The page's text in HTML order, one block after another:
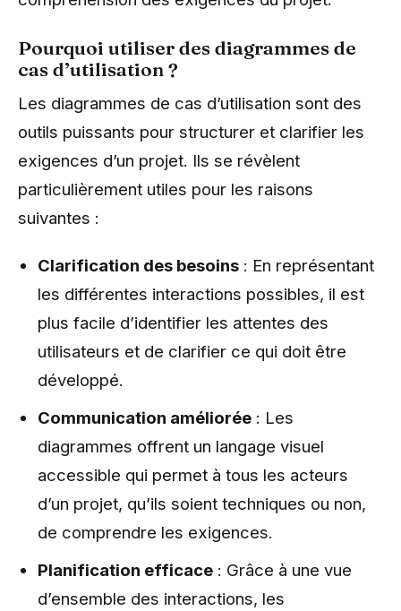
Pourquoi utiliser des diagrammes de
cas d’utilisation ?
Les diagrammes de cas d’utilisation sont des
outils puissants pour structurer et clarifier les
exigences d’un projet. Ils se révèlent
particulièrement utiles pour les raisons
suivantes :
Clarification des besoins : En représentant
les différentes interactions possibles, il est
plus facile d’identifier les attentes des
utilisateurs et de clarifier ce qui doit être
développé.
Communication améliorée : Les
diagrammes offrent un langage visuel
accessible qui permet à tous les acteurs
d’un projet, qu’ils soient techniques ou non,
de comprendre les exigences.
Planification efficace : Grâce à une vue
d’ensemble des interactions, les